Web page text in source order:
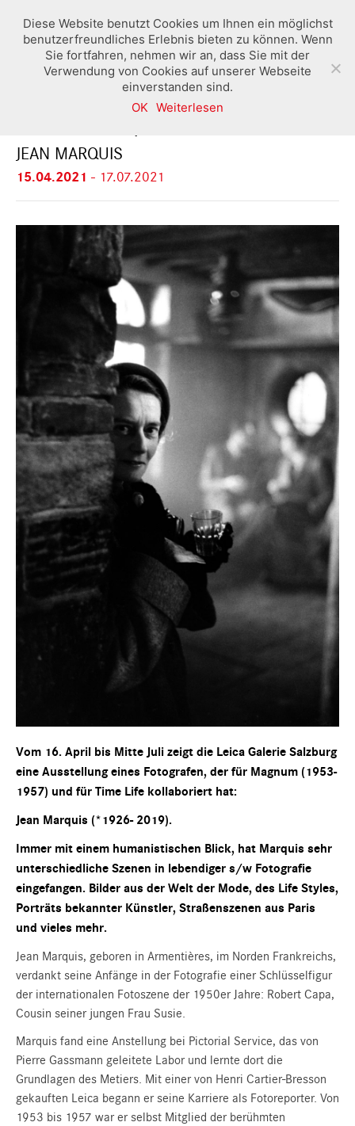
JEAN MARQUIS
15.04.2021 - 17.07.2021
Vom 16. April bis Mitte Juli zeigt die Leica Galerie Salzburg
eine Ausstellung eines Fotografen, der für Magnum (1953-
1957) und für Time Life kollaboriert hat:
Jean Marquis (*1926- 2019).
Immer mit einem humanistischen Blick, hat Marquis sehr
unterschiedliche Szenen in lebendiger s/w Fotografie
eingefangen. Bilder aus der Welt der Mode, des Life Styles,
Porträts bekannter Künstler, Straßenszenen aus Paris
und vieles mehr.
Jean Marquis, geboren in Armentières, im Norden Frankreichs,
verdankt seine Anfänge in der Fotografie einer Schlüsselfigur
der internationalen Fotoszene der 1950er Jahre: Robert Capa,
Cousin seiner jungen Frau Susie.
Marquis fand eine Anstellung bei Pictorial Service, das von
Pierre Gassmann geleitete Labor und lernte dort die
Grundlagen des Metiers. Mit einer von Henri Cartier-Bresson
gekauften Leica begann er seine Karriere als Fotoreporter. Von
1953 bis 1957 war er selbst Mitglied der berühmten
Diese Website benutzt Cookies um Ihnen ein möglichst
benutzerfreundliches Erlebnis bieten zu können. Wenn
Sie fortfahren, nehmen wir an, dass Sie mit der
Verwendung von Cookies auf unserer Webseite
einverstanden sind.
OK Weiterlesen